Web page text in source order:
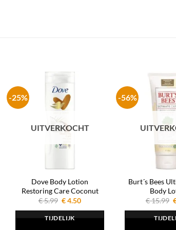
-25%
UITVERKOCHT
Dove Body Lotion
Restoring Care Coconut
€5.99 Oorspronkelijke
was:
€ 5.99.
€4.50Huidige
TIJDELIJK
-56%
Burt´s Bees
Body
€15.99